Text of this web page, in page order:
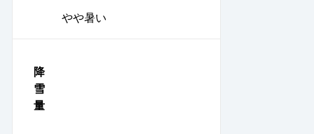
やや暑い
降
雪
量